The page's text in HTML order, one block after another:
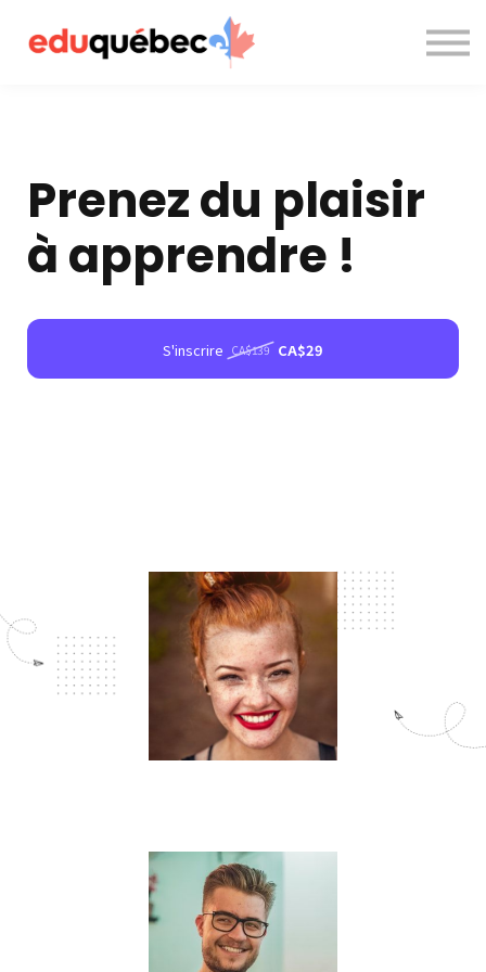
A propos de nous
Nous contacter
Prenez du plaisir
à apprendre !
S'inscrire CA$139 CA$29